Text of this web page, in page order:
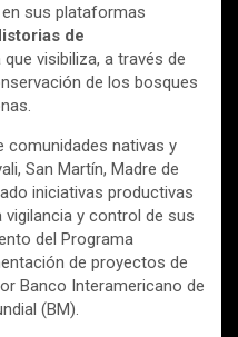
sus plataformas
de
visibiliza, a través de
de los bosques
comunidades nativas y
San Martín, Madre de
iniciativas productivas
y control de sus
del Programa
de proyectos de
Banco Interamericano de
(BM).